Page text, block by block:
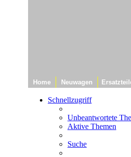
Home Neuwagen
Schnellzugriff
Unbeantwortete
Aktive Themen
Suche